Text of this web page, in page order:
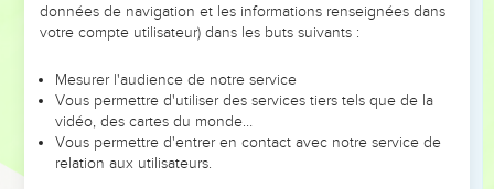
disparition.’
» En effet, voici ce que dit le Seigneur, l'Eternel : Quand je
ferai de toi une ville déserte, pareille aux villes qui ne sont
plus habitées, quand je ferai monter l'abîme contre toi et que
les grandes eaux te couvriront,
je te précipiterai avec ceux qui descendent dans la tombe,
données de navigation et les informations renseignées dans
votre compte utilisateur) dans les buts suivants :
Mesurer l'audience de notre service
Vous permettre d'utiliser des services tiers tels que de la
vidéo, des cartes du monde…
Vous permettre d'entrer en contact avec notre service de
relation aux utilisateurs.